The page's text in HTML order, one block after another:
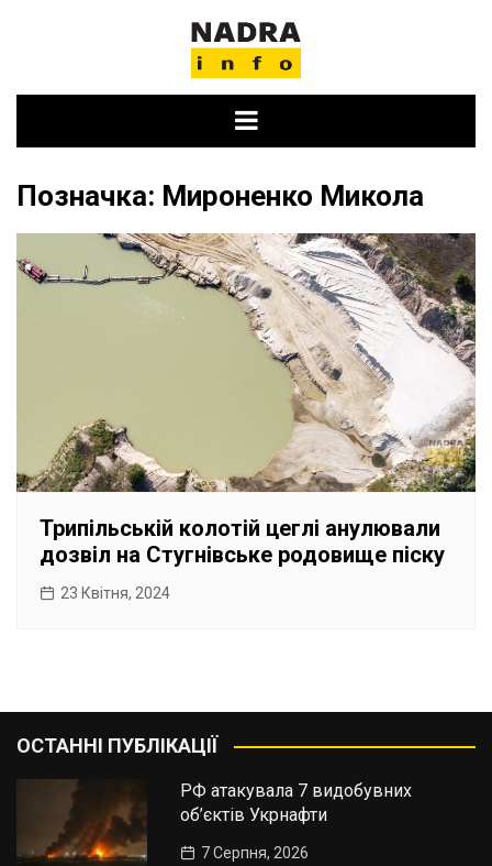
Позначка: Мироненко Микола
Трипільській колотій цеглі анулювали
дозвіл на Стугнівське родовище піску
23 Квітня, 2024
ОСТАННІ ПУБЛІКАЦІЇ
РФ атакувала 7 видобувних
об’єктів Укрнафти
7 Серпня, 2026